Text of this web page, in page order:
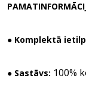
● Komplektā
● Sastāvs: 100%